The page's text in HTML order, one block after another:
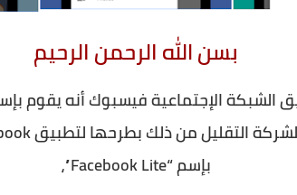
بسن الله الرحمن الرحيم
الشبكة الإجتماعية فيسبوك أنه يقوم
بإسم “Facebook Lite”،